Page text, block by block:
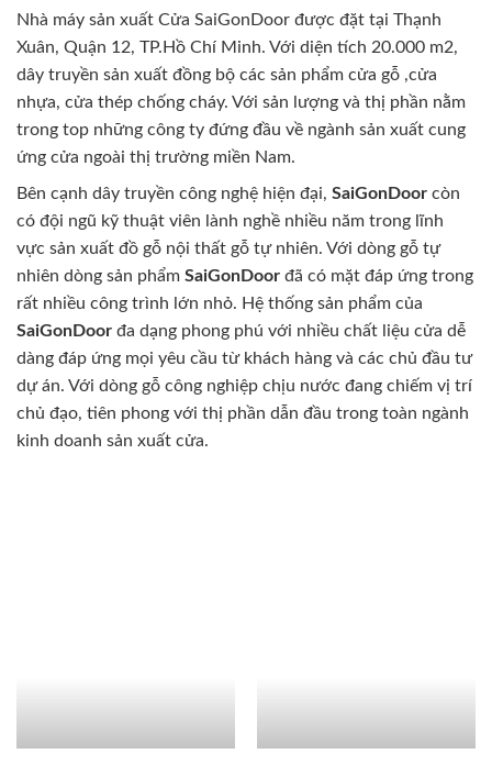
Nhà máy sản xuất Cửa SaiGonDoor được đặt tại Thạnh
Xuân, Quận 12, TP.Hồ Chí Minh. Với diện tích 20.000 m2,
dây truyền sản xuất đồng bộ các sản phẩm cửa gỗ ,cửa
nhựa, cửa thép chống cháy. Với sản lượng và thị phần nằm
trong top những công ty đứng đầu về ngành sản xuất cung
ứng cửa ngoài thị trường miền Nam.
Bên cạnh dây truyền công nghệ hiện đại, SaiGonDoor còn
có đội ngũ kỹ thuật viên lành nghề nhiều năm trong lĩnh
vực sản xuất đồ gỗ nội thất gỗ tự nhiên. Với dòng gỗ tự
nhiên dòng sản phẩm SaiGonDoor đã có mặt đáp ứng trong
rất nhiều công trình lớn nhỏ. Hệ thống sản phẩm của
SaiGonDoor đa dạng phong phú với nhiều chất liệu cửa dễ
dàng đáp ứng mọi yêu cầu từ khách hàng và các chủ đầu tư
dự án. Với dòng gỗ công nghiệp chịu nước đang chiếm vị trí
chủ đạo, tiên phong với thị phần dẫn đầu trong toàn ngành
kinh doanh sản xuất cửa.